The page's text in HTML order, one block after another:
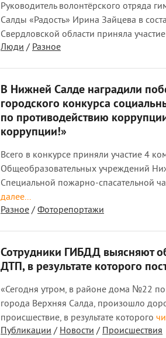
Руководитель волонтёрского отряда
Салды «Радость» Ирина Зайцева в
Свердловской области приняла
Люди/ Разное
В Нижней Салде наградили
городского конкурса
по противодействию
коррупции!»
Всего в конкурсе приняли участие 4
Общеобразовательных учреждений
Специальной пожарно-спасательной
далее...
Разное/ Фоторепортажи
Сотрудники ГИБДД выясняют
ДТП, в результате которого
«Сегодня утром, в районе дома №22
города Верхняя Салда, произошло
происшествие, в результате которого
Публикации/ Новости/ Происшествия